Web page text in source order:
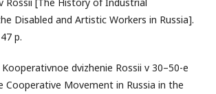
Disabled and Artistic Workers in Russia].
p.
dvizhenie Rossii v 30–50-e
Cooperative Movement in Russia in the